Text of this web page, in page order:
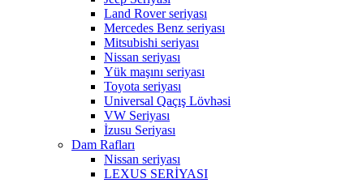
Land Rover seriyası
Mercedes Benz seriyası
Mitsubishi seriyası
Nissan seriyası
Yük maşını seriyası
Toyota seriyası
Universal Qaçış Lövhəsi
VW Seriyası
İzusu Seriyası
Dam Rafları
Nissan seriyası
LEXUS SERİYASI